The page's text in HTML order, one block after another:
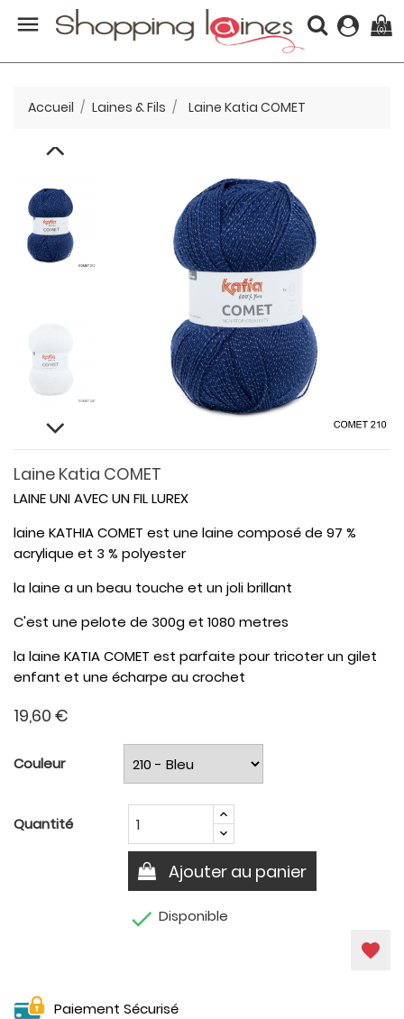
 (0)
Accueil Laines & Fils Laine Katia COMET
Laine Katia COMET
LAINE UNI AVEC UN FIL LUREX
laine KATHIA COMET est une laine composé de 97 %
acrylique et 3 % polyester
la laine a un beau touche et un joli brillant
C'est une pelote de 300g et 1080 metres
la laine KATIA COMET est parfaite pour tricoter un gilet
enfant et une écharpe au crochet
19,60 €
Couleur
Quantité
Ajouter au panier
 Disponible
favorite
Paiement Sécurisé